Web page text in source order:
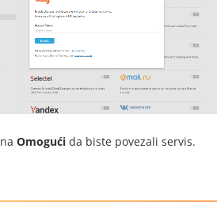
Omogući da biste povezali servis.